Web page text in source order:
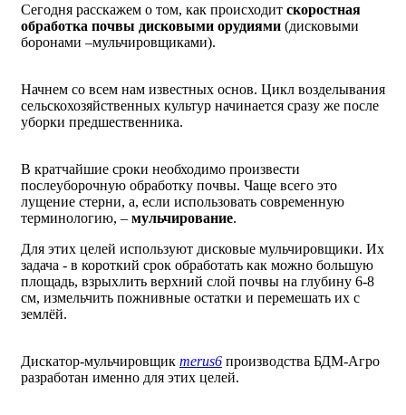
Сегодня расскажем о том, как происходит скоростная
обработка почвы дисковыми орудиями (дисковыми
боронами –мульчировщиками).
Начнем со всем нам известных основ. Цикл возделывания
сельскохозяйственных культур начинается сразу же после
уборки предшественника.
В кратчайшие сроки необходимо произвести
послеуборочную обработку почвы. Чаще всего это
лущение стерни, а, если использовать современную
терминологию, – мульчирование.
Для этих целей используют дисковые мульчировщики. Их
задача - в короткий срок обработать как можно большую
площадь, взрыхлить верхний слой почвы на глубину 6-8
см, измельчить пожнивные остатки и перемешать их с
землёй.
Дискатор-мульчировщик merus6 производства БДМ-Агро
разработан именно для этих целей.